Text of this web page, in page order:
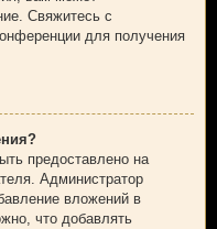
Свяжитесь с
для получения
предоставлено на
Администратор
вложений в
что добавлять